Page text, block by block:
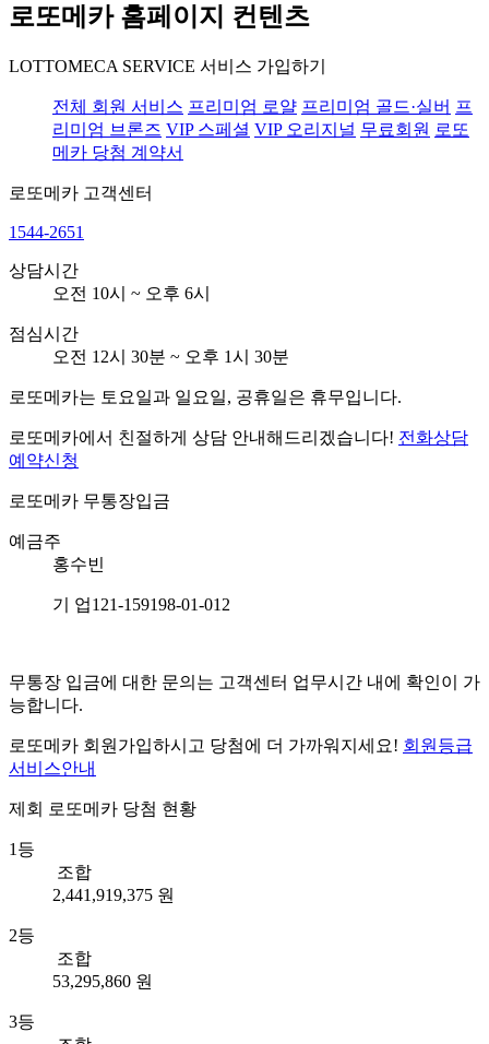
로또메카 홈페이지 컨텐츠
LOTTOMECA SERVICE 서비스 가입하기
전체 회원 서비스 프리미엄 로얄 프리미엄 골드·실버 프
리미엄 브론즈 VIP 스페셜 VIP 오리지널 무료회원 로또
메카 당첨 계약서
로또메카 고객센터
1544-2651
상담시간
오전 10시 ~ 오후 6시
점심시간
오전 12시 30분 ~ 오후 1시 30분
로또메카는 토요일과 일요일, 공휴일은 휴무입니다.
로또메카에서 친절하게 상담 안내해드리겠습니다! 전화상담
예약신청
로또메카 무통장입금
예금주
홍수빈
기 업121-159198-01-012
무통장 입금에 대한 문의는 고객센터 업무시간 내에 확인이 가
능합니다.
로또메카 회원가입하시고 당첨에 더 가까워지세요! 회원등급
서비스안내
제회 로또메카 당첨 현황
1등
조합
2,441,919,375 원
2등
조합
53,295,860 원
3등